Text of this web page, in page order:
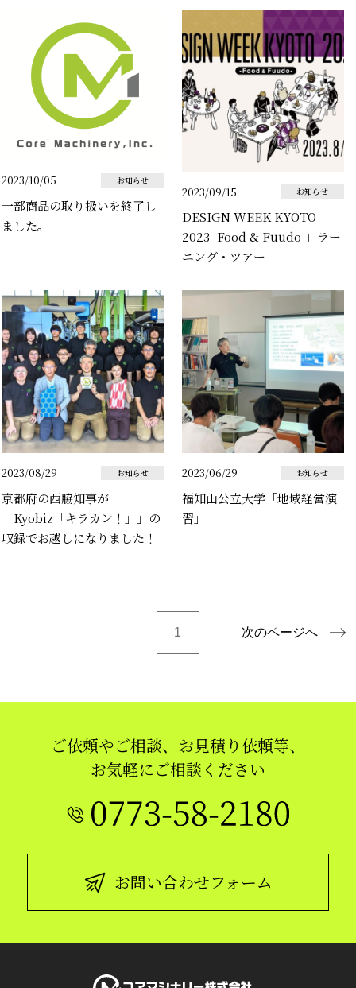
2023/10/05 お知らせ
一部商品の取り扱いを終了し
ました。
2023/09/15 お知らせ
DESIGN WEEK KYOTO
2023 -Food & Fuudo-」ラー
ニング・ツアー
2023/08/29 お知らせ
京都府の西脇知事が
「Kyobiz「キラカン！」」の
収録でお越しになりました！
2023/06/29 お知らせ
福知山公立大学「地域経営演
習」
1 次のページへ
ご依頼やご相談、お見積り依頼等、
お気軽にご相談ください
お問い合わせフォーム